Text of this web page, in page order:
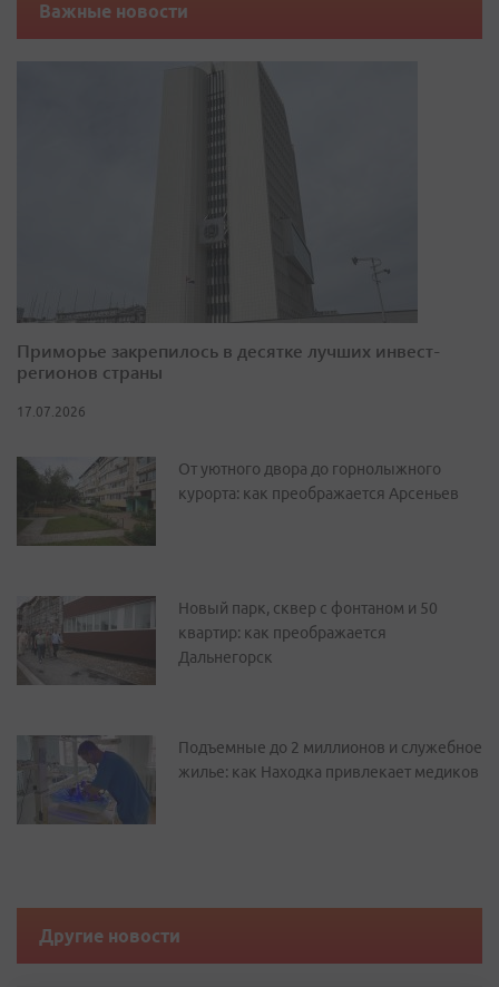
Важные новости
Приморье закрепилось в десятке лучших инвест-
регионов страны
17.07.2026
От уютного двора до горнолыжного
курорта: как преображается Арсеньев
Новый парк, сквер с фонтаном и 50
квартир: как преображается
Дальнегорск
Подъемные до 2 миллионов и служебное
жилье: как Находка привлекает медиков
Другие новости